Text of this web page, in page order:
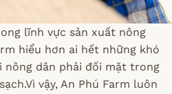
lĩnh vực sản xuất nông
hiểu hơn ai hết những khó
nông dân phải đối mặt trong
vậy, An Phú Farm luôn